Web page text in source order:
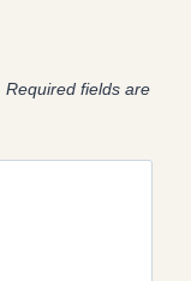
Required fields are